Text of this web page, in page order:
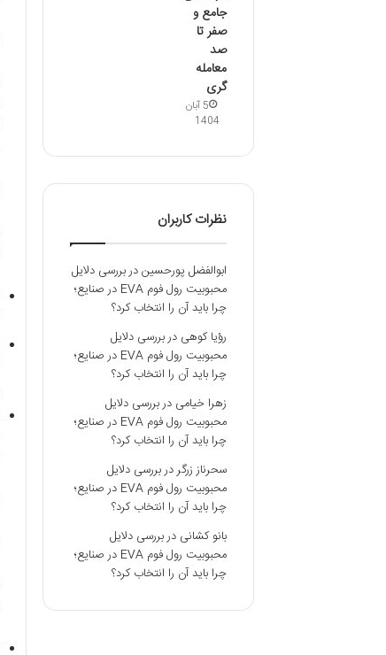
جامع و
صفر تا
صد
معامله
گری
5 آبان
1404
نظرات کاربران
ابوالفضل پورحسیندربررسی دلایل
محبوبیت رول فوم EVA در صنایع؛
چرا باید آن را انتخاب کرد؟
رؤیا کوهی دربررسی دلایل
محبوبیت رول فوم EVA در صنایع؛
چرا باید آن را انتخاب کرد؟
زهرا خیامی دربررسی دلایل
محبوبیت رول فوم EVA در صنایع؛
چرا باید آن را انتخاب کرد؟
سحرناز زرگردربررسی دلایل
محبوبیت رول فوم EVA در صنایع؛
چرا باید آن را انتخاب کرد؟
بانو کشانی دربررسی دلایل
محبوبیت رول فوم EVA در صنایع؛
چرا باید آن را انتخاب کرد؟